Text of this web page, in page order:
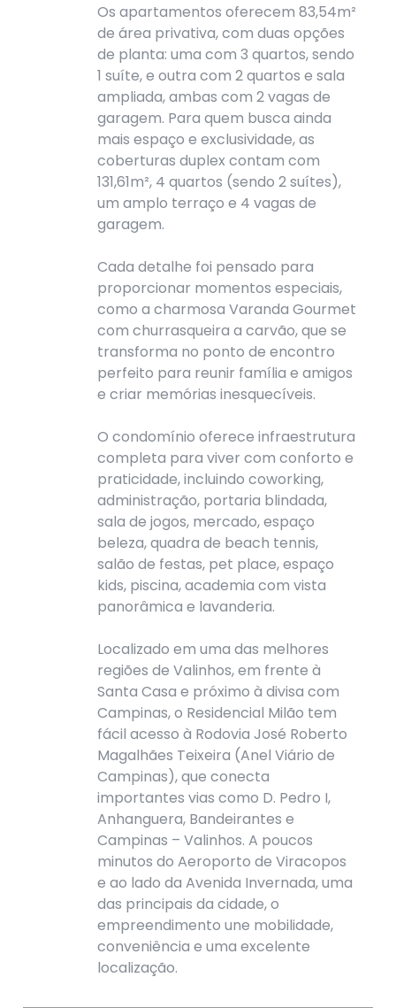
Os apartamentos oferecem 83,54m²
de área privativa, com duas opções
de planta: uma com 3 quartos, sendo
1 suíte, e outra com 2 quartos e sala
ampliada, ambas com 2 vagas de
garagem. Para quem busca ainda
mais espaço e exclusividade, as
coberturas duplex contam com
131,61m², 4 quartos (sendo 2 suítes),
um amplo terraço e 4 vagas de
garagem.
Cada detalhe foi pensado para
proporcionar momentos especiais,
como a charmosa Varanda Gourmet
com churrasqueira a carvão, que se
transforma no ponto de encontro
perfeito para reunir família e amigos
e criar memórias inesquecíveis.
O condomínio oferece infraestrutura
completa para viver com conforto e
praticidade, incluindo coworking,
administração, portaria blindada,
sala de jogos, mercado, espaço
beleza, quadra de beach tennis,
salão de festas, pet place, espaço
kids, piscina, academia com vista
panorâmica e lavanderia.
Localizado em uma das melhores
regiões de Valinhos, em frente à
Santa Casa e próximo à divisa com
Campinas, o Residencial Milão tem
fácil acesso à Rodovia José Roberto
Magalhães Teixeira (Anel Viário de
Campinas), que conecta
importantes vias como D. Pedro I,
Anhanguera, Bandeirantes e
Campinas – Valinhos. A poucos
minutos do Aeroporto de Viracopos
e ao lado da Avenida Invernada, uma
das principais da cidade, o
empreendimento une mobilidade,
conveniência e uma excelente
localização.